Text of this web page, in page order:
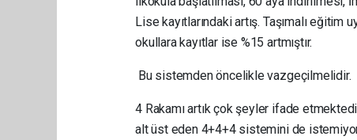
Lise kayıtlarındaki artış. Taşımalı eğitim
okullara kayıtlar ise %15 artmıştır.
Bu sistemden öncelikle vazgeçilmelidir.
4 Rakamı artık çok şeyler ifade
alt üst eden 4+4+4 sistemini de